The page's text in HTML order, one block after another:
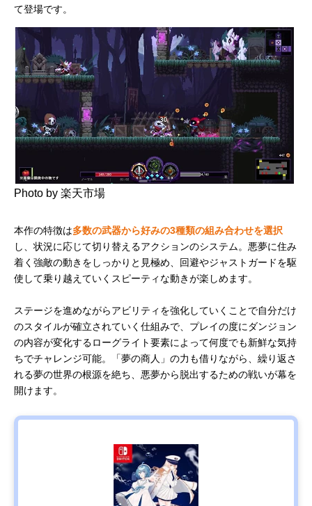
て登場です。
Photo by 楽天市場
本作の特徴は多数の武器から好みの3種類の組み合わせを選択
し、状況に応じて切り替えるアクションのシステム。悪夢に住み
着く強敵の動きをしっかりと見極め、回避やジャストガードを駆
使して乗り越えていくスピーティな動きが楽しめます。
ステージを進めながらアビリティを強化していくことで自分だけ
のスタイルが確立されていく仕組みで、プレイの度にダンジョン
の内容が変化するローグライト要素によって何度でも新鮮な気持
ちでチャレンジ可能。「夢の商人」の力も借りながら、繰り返さ
れる夢の世界の根源を絶ち、悪夢から脱出するための戦いが幕を
開けます。